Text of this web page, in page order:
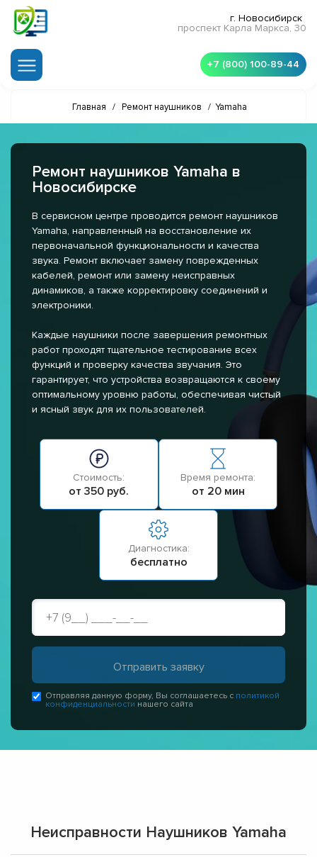
г. Новосибирск
проспект Карла Маркса, 30
+7 (800) 100-89-44
Главная / Ремонт наушников / Yamaha
Ремонт наушников Yamaha в
Новосибирске
В сервисном центре проводится ремонт наушников
Yamaha, направленный на восстановление их
первоначальной функциональности и качества
звука. Ремонт включает замену поврежденных
кабелей, ремонт или замену неисправных
динамиков, а также корректировку соединений и
электроники.
Каждые наушники после завершения ремонтных
работ проходят тщательное тестирование всех
функций и проверку качества звучания. Это
гарантирует, что устройства возвращаются к своему
оптимальному уровню работы, обеспечивая чистый
и ясный звук для их пользователей.
Стоимость:
от 350 руб.
Время ремонта:
от 20 мин
Диагностика:
бесплатно
Отправляя данную форму, Вы соглашаетесь с политикой
конфиденциальности нашего сайта
Неисправности Наушников Yamaha